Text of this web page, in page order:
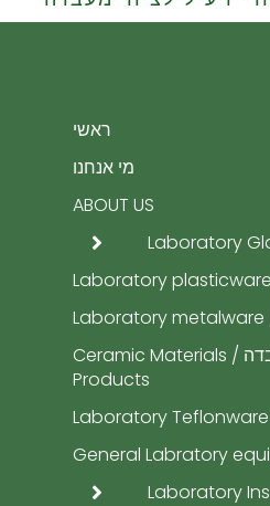
ראשי
מי אנחנו
ABOUT US
מבחר כלי חרסינה למעבדה / Ceramic Materials
Products